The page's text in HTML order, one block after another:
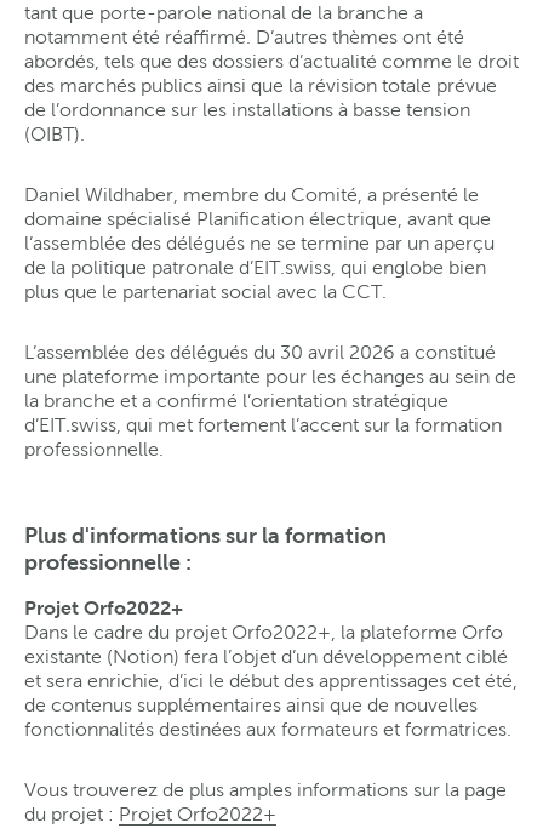
tant que porte-parole national de la branche a
notamment été réaffirmé. D’autres thèmes ont été
abordés, tels que des dossiers d’actualité comme le droit
des marchés publics ainsi que la révision totale prévue
de l’ordonnance sur les installations à basse tension
(OIBT).
Daniel Wildhaber, membre du Comité, a présenté le
domaine spécialisé Planification électrique, avant que
l’assemblée des délégués ne se termine par un aperçu
de la politique patronale d’EIT.swiss, qui englobe bien
plus que le partenariat social avec la CCT.
L’assemblée des délégués du 30 avril 2026 a constitué
une plateforme importante pour les échanges au sein de
la branche et a confirmé l’orientation stratégique
d’EIT.swiss, qui met fortement l’accent sur la formation
professionnelle.
Plus d'informations sur la formation
professionnelle :
Projet Orfo2022+
Dans le cadre du projet Orfo2022+, la plateforme Orfo
existante (Notion) fera l’objet d’un développement ciblé
et sera enrichie, d’ici le début des apprentissages cet été,
de contenus supplémentaires ainsi que de nouvelles
fonctionnalités destinées aux formateurs et formatrices.
Vous trouverez de plus amples informations sur la page
du projet : Projet Orfo2022+